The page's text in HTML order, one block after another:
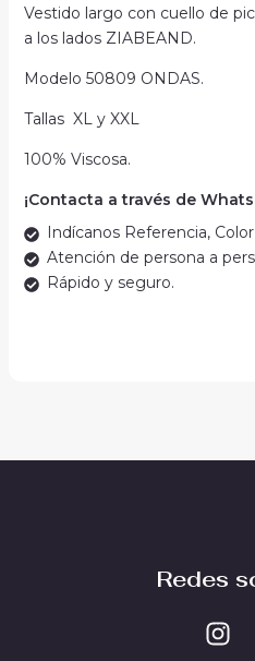
Vestido largo con cuello de
a los lados ZIABEAND.
Modelo 50809 ONDAS.
Tallas XL y XXL
100% Viscosa.
¡Contacta a través de
Indícanos Referencia, Color
Atención de persona a
Rápido y seguro.
Redes